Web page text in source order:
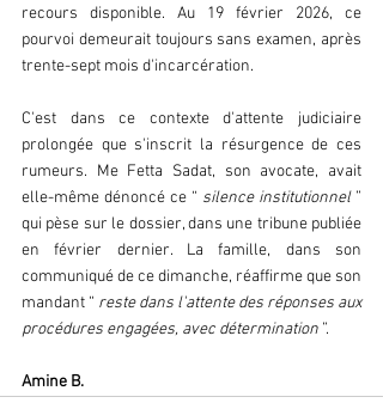
recours disponible. Au 19 février 2026, ce
pourvoi demeurait toujours sans examen, après
trente-sept mois d'incarcération.
C'est dans ce contexte d'attente judiciaire
prolongée que s'inscrit la résurgence de ces
rumeurs. Me Fetta Sadat, son avocate, avait
elle-même dénoncé ce “ silence institutionnel ”
qui pèse sur le dossier, dans une tribune publiée
en février dernier. La famille, dans son
communiqué de ce dimanche, réaffirme que son
mandant “ reste dans l'attente des réponses aux
procédures engagées, avec détermination ”.
Amine B.